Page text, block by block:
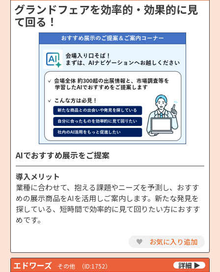
グランドフェアを効率的・効果的に見
て回る！
AIでおすすめ展示をご提案
導入メリット
業種に合わせて、抱える課題やニーズを予測し、おすす
めの展示商品をAIを活用しご案内します。新たな発見を
探している、短時間で効率的に見て回りたい方におすす
めです。
♥ お気に入り追加
エドワーズ その他 （ID:1752）